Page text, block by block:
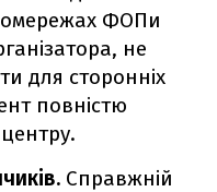
ФОПи
не
для сторонніх
повністю
Справжній